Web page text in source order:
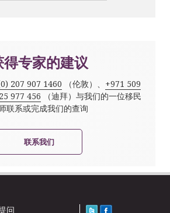
得专家的建议
207 907 1460 （伦敦）、 +971 509
977 456 （迪拜）与我们的一位移民
联系或完成我们的查询
联系我们
问